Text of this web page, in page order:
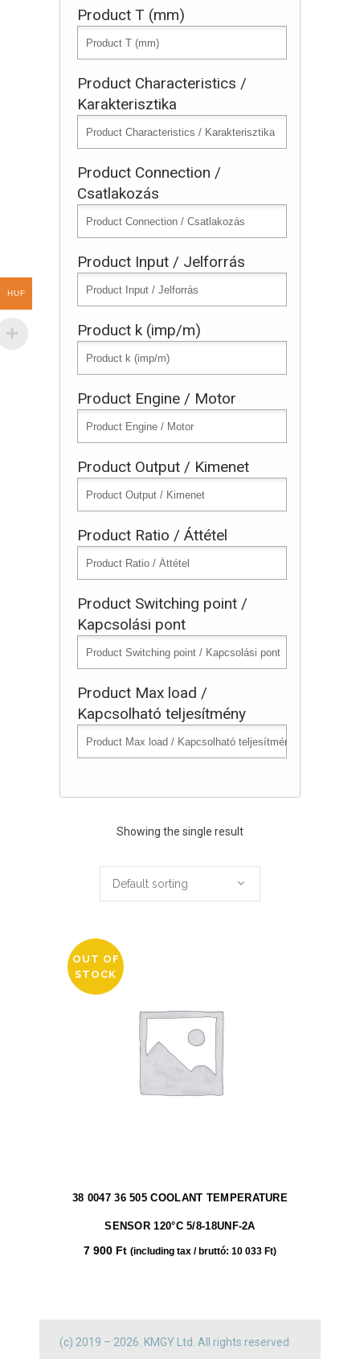
Product T (mm)
Product Characteristics /
Karakterisztika
Product Connection /
Csatlakozás
Product Input / Jelforrás
Product k (imp/m)
Product Engine / Motor
Product Output / Kimenet
Product Ratio / Áttétel
Product Switching point /
Kapcsolási pont
Product Max load /
Kapcsolható teljesítmény
Showing the single result
Default sorting
OUT OF
STOCK
38 0047 36 505 COOLANT TEMPERATURE
SENSOR 120°C 5/8-18UNF-2A
7 900 Ft (including tax / bruttó: 10 033 Ft)
(c) 2019 – 2026. KMGY Ltd. All rights reserved
HUF